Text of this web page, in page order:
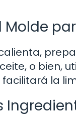
Molde
o bien,
la